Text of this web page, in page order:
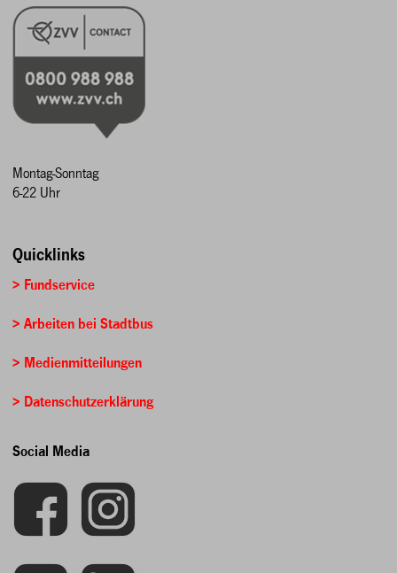
Montag-Sonntag
6-22 Uhr
Quicklinks
> Fundservice
> Arbeiten bei Stadtbus
> Medienmitteilungen
> Datenschutzerklärung
Social Media